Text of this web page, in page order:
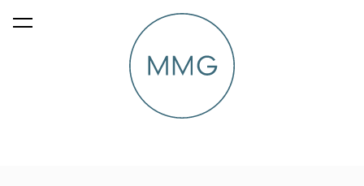
lisati ostukorvi. Vaata ostukorvi